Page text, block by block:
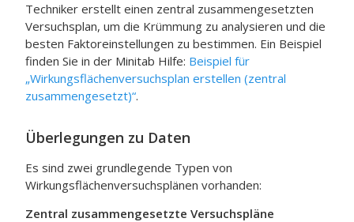
Techniker erstellt einen zentral zusammengesetzten
Versuchsplan, um die Krümmung zu analysieren und die
besten Faktoreinstellungen zu bestimmen. Ein Beispiel
finden Sie in der Minitab Hilfe: Beispiel für
„Wirkungsflächenversuchsplan erstellen (zentral
zusammengesetzt)“.
Überlegungen zu Daten
Es sind zwei grundlegende Typen von
Wirkungsflächenversuchsplänen vorhanden:
Zentral zusammengesetzte Versuchspläne